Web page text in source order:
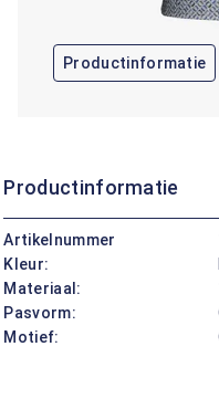
Productinformatie
Productinformatie
Artikelnummer
Kleur:
Materiaal:
Pasvorm:
Motief: